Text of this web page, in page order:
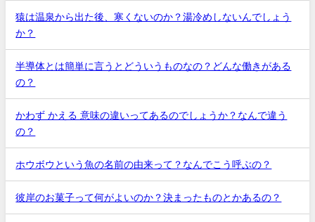
猿は温泉から出た後、寒くないのか？湯冷めしないんでしょう
か？
半導体とは簡単に言うとどういうものなの？どんな働きがある
の？
かわず かえる 意味の違いってあるのでしょうか？なんで違う
の？
ホウボウという魚の名前の由来って？なんでこう呼ぶの？
彼岸のお菓子って何がよいのか？決まったものとかあるの？